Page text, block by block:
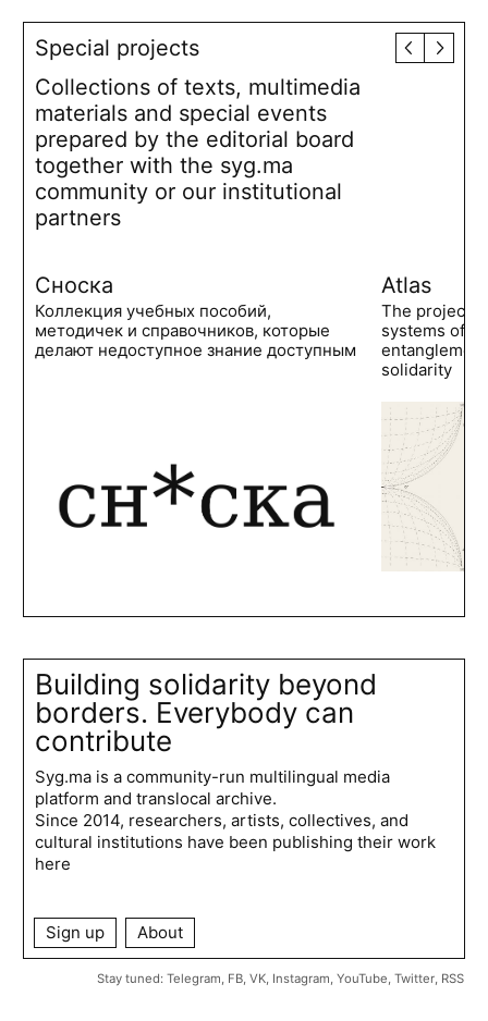
Special projects
Collections of texts, multimedia
materials and special events
prepared by the editorial board
together with the syg.ma
community or our institutional
partners
Сноска
Коллекция учебных пособий,
методичек и справочников, которые
делают недоступное знание доступным
Atlas
The project
systems of
solidarity
Building solidarity beyond
borders. Everybody can
contribute
Syg.ma is a community-run multilingual media
platform and translocal archive.
Since 2014, researchers, artists, collectives, and
cultural institutions have been publishing their work
here
Sign up About
Stay tuned: Telegram FB, VK, Instagram YouTube Twitter, RSS